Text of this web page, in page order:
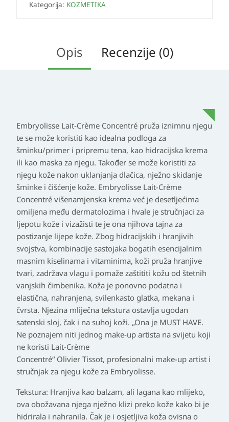
Kategorija: KOZMETIKA
Opis Recenzije (0)
Embryolisse Lait-Crème Concentré pruža iznimnu njegu
te se može koristiti kao idealna podloga za
šminku/primer i pripremu tena, kao hidracijska krema
ili kao maska za njegu. Također se može koristiti za
njegu kože nakon uklanjanja dlačica, nježno skidanje
šminke i čišćenje kože. Embryolisse Lait-Crème
Concentré višenamjenska krema već je desetljećima
omiljena među dermatolozima i hvale je stručnjaci za
ljepotu kože i vizažisti te je ona njihova tajna za
postizanje lijepe kože. Zbog hidracijskih i hranjivih
svojstva, kombinacije sastojaka bogatih esencijalnim
masnim kiselinama i vitaminima, koži pruža hranjive
tvari, zadržava vlagu i pomaže zaštititi kožu od štetnih
vanjskih čimbenika. Koža je ponovno podatna i
elastična, nahranjena, svilenkasto glatka, mekana i
čvrsta. Njezina mliječna tekstura ostavlja ugodan
satenski sloj, čak i na suhoj koži. „Ona je MUST HAVE.
Ne poznajem niti jednog make-up artista na svijetu koji
ne koristi Lait-Crème
Concentré“ Olivier Tissot, profesionalni make-up artist i
stručnjak za njegu kože za Embryolisse.
Tekstura: Hranjiva kao balzam, ali lagana kao mlijeko,
ova obožavana njega nježno klizi preko kože kako bi je
hidrirala i nahranila. Čak je i osjetljiva koža ovisna o